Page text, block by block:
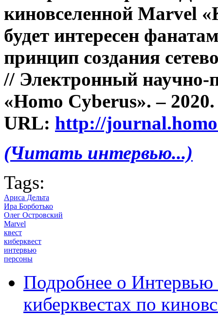
киновселенной Marvel
будет интересен
принцип создания
// Электронный научно-
«Homo Cyberus». –
URL: http://
(Читать интервью...)
Tags:
Ариса Дельта
Ира Борботько
Олег Островский
Marvel
квест
киберквест
интервью
персоны
Подробнее о Интервью
киберквестах по